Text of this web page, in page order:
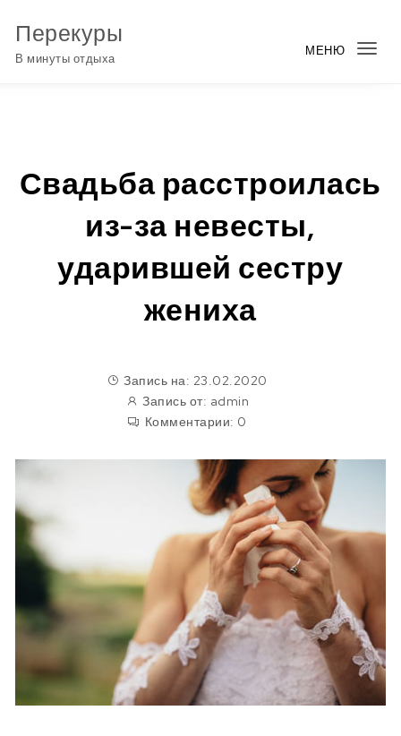
Перекуры
В минуты отдыха
МЕНЮ
Свадьба расстроилась
из-за невесты,
ударившей сестру
жениха
Запись на: 23.02.2020
Запись от: admin
Комментарии: 0